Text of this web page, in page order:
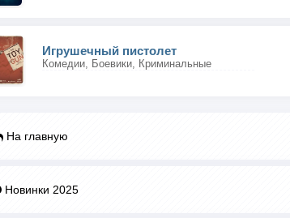
Игрушечный пистолет
Комедии, Боевики, Криминальные
На главную
Новинки 2025